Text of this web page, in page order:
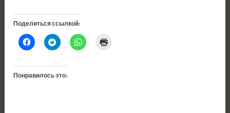
Поделиться ссылкой:
Понравилось это: